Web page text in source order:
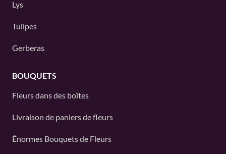
Lys
Tulipes
Gerberas
BOUQUETS
Fleurs dans des boîtes
Livraison de paniers de fleurs
Énormes Bouquets de Fleurs